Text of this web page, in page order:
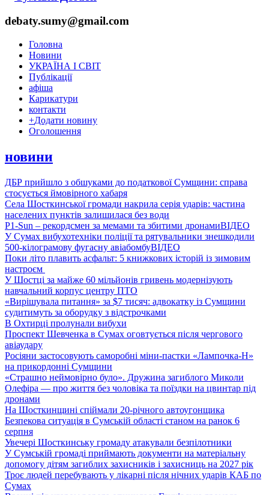
debaty.sumy@gmail.com
Головна
Новини
УКРАЇНА І СВІТ
Публікації
афіша
Карикатури
контакти
+Додати новину
Оголошення
новини
ДБР прийшло з обшуками до податкової Сумщини: справа
стосується ймовірного хабаря
Села Шосткинської громади накрила серія ударів: частина
населених пунктів залишилася без води
P1-Sun – рекордсмен за мемами та збитими дронамиВІДЕО
У Сумах вибухотехніки поліції та рятувальники знешкодили
500-кілограмову фугасну авіабомбуВІДЕО
Поки літо плавить асфальт: 5 книжкових історій із зимовим
настроєм
У Шостці за майже 60 мільйонів гривень модернізують
навчальний корпус центру ПТО
«Вирішувала питання» за $7 тисяч: адвокатку із Сумщини
судитимуть за оборудку з відстрочками
В Охтирці пролунали вибухи
Проспект Шевченка в Сумах оговтується після чергового
авіаудару
Росіяни застосовують саморобні міни-пастки «Лампочка-Н»
на прикордонні Сумщини
«Страшно неймовірно було». Дружина загиблого Миколи
Олефіра — про життя без чоловіка та поїздки на цвинтар під
дронами
На Шосткинщині спіймали 20-річного автоугонщика
Безпекова ситуація в Сумській області станом на ранок 6
серпня
Увечері Шосткинську громаду атакували безпілотники
У Сумській громаді приймають документи на матеріальну
допомогу дітям загиблих захисників і захисниць на 2027 рік
Троє людей перебувають у лікарні після нічних ударів КАБ по
Сумах